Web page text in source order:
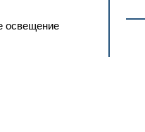
освещение